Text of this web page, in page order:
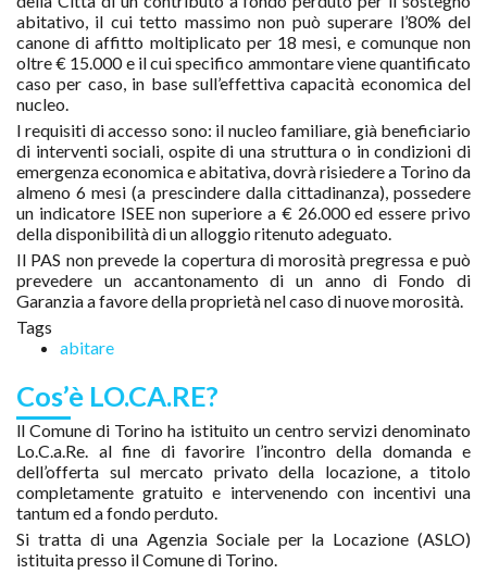
abitativo, il cui tetto massimo non può superare l’80% del
canone di affitto moltiplicato per 18 mesi, e comunque non
oltre € 15.000 e il cui specifico ammontare viene quantificato
caso per caso, in base sull’effettiva capacità economica del
nucleo.
I requisiti di accesso sono: il nucleo familiare, già beneficiario
di interventi sociali, ospite di una struttura o in condizioni di
emergenza economica e abitativa, dovrà risiedere a Torino da
almeno 6 mesi (a prescindere dalla cittadinanza), possedere
un indicatore ISEE non superiore a € 26.000 ed essere privo
della disponibilità di un alloggio ritenuto adeguato.
Il PAS non prevede la copertura di morosità pregressa e può
prevedere un accantonamento di un anno di Fondo di
Garanzia a favore della proprietà nel caso di nuove morosità.
Tags
abitare
Cos’è LO.CA.RE?
ll Comune di Torino ha istituito un centro servizi denominato
Lo.C.a.Re. al fine di favorire l’incontro della domanda e
dell’offerta sul mercato privato della locazione, a titolo
completamente gratuito e intervenendo con incentivi una
tantum ed a fondo perduto.
Si tratta di una Agenzia Sociale per la Locazione (ASLO)
istituita presso il Comune di Torino.